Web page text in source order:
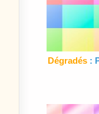
Dégradés :